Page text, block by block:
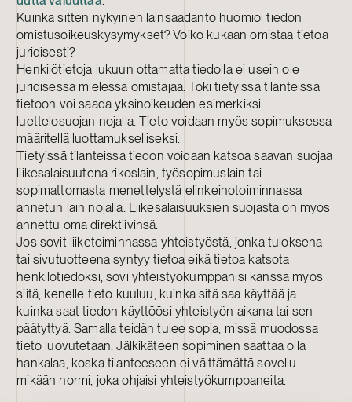
Kuinka sitten nykyinen lainsäädäntö huomioi tiedon
omistusoikeuskysymykset? Voiko kukaan omistaa tietoa
juridisesti?
Henkilötietoja lukuun ottamatta tiedolla ei usein ole
juridisessa mielessä omistajaa. Toki tietyissä tilanteissa
tietoon voi saada yksinoikeuden esimerkiksi
luettelosuojan nojalla. Tieto voidaan myös sopimuksessa
määritellä luottamukselliseksi.
Tietyissä tilanteissa tiedon voidaan katsoa saavan suojaa
liikesalaisuutena rikoslain, työsopimuslain tai
sopimattomasta menettelystä elinkeinotoiminnassa
annetun lain nojalla. Liikesalaisuuksien suojasta on myös
annettu oma direktiivinsä.
Jos sovit liiketoiminnassa yhteistyöstä, jonka tuloksena
tai sivutuotteena syntyy tietoa eikä tietoa katsota
henkilötiedoksi, sovi yhteistyökumppanisi kanssa myös
siitä, kenelle tieto kuuluu, kuinka sitä saa käyttää ja
kuinka saat tiedon käyttöösi yhteistyön aikana tai sen
päätyttyä. Samalla teidän tulee sopia, missä muodossa
tieto luovutetaan. Jälkikäteen sopiminen saattaa olla
hankalaa, koska tilanteeseen ei välttämättä sovellu
mikään normi, joka ohjaisi yhteistyökumppaneita.